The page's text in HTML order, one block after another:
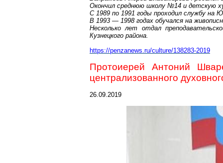
Окончил среднюю школу №14 и детскую
С 1989 по 1991 годы проходил службу на
В 1993 — 1998 годах обучался на
Несколько лет отдал
Кузнецкого района.
https://penzanews.ru/culture/138283-2019
Протоиерей Антоний
централизованного
26.09.2019